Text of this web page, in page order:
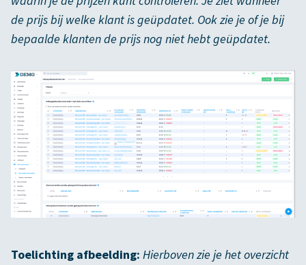
de prijs bij welke klant is geüpdatet. Ook zie je of je bij
bepaalde klanten de prijs nog niet hebt geüpdatet.
Toelichting afbeelding: Hierboven zie je het overzicht